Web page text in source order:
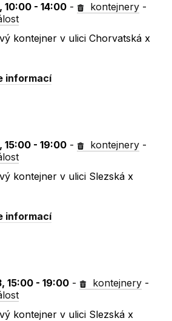
10:00 - 14:00 - kontejnery -
kontejner v ulici Chorvatská x
informací
15:00 - 19:00 - kontejnery -
kontejner v ulici Slezská x
informací
15:00 - 19:00 - kontejnery -
kontejner v ulici Slezská x